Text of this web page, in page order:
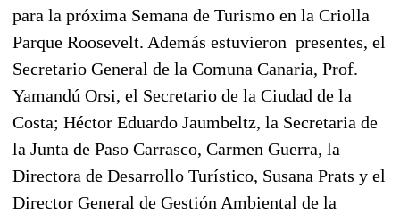
para la próxima Semana de Turismo en la Criolla
Parque Roosevelt. Además estuvieron presentes, el
Secretario General de la Comuna Canaria, Prof.
Yamandú Orsi, el Secretario de la Ciudad de la
Costa; Héctor Eduardo Jaumbeltz, la Secretaria de
la Junta de Paso Carrasco, Carmen Guerra, la
Directora de Desarrollo Turístico, Susana Prats y el
Director General de Gestión Ambiental de la